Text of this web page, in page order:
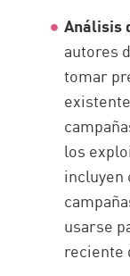
Análisis
autores
tomar
los
incluyen
usarse
reciente